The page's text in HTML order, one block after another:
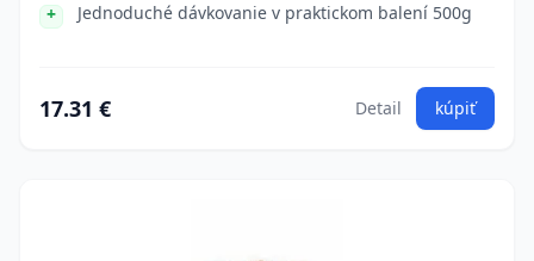
Jednoduché dávkovanie v praktickom balení 500g
17.31 € Detail kúpiť